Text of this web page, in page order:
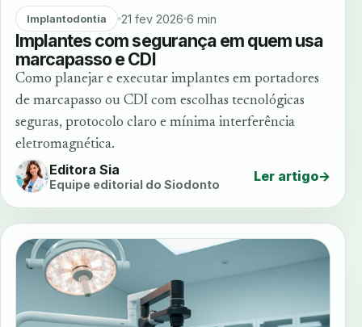
Implantodontia 21 fev 2026 6 min
Implantes com segurança em quem usa
marcapasso e CDI
Como planejar e executar implantes em portadores
de marcapasso ou CDI com escolhas tecnológicas
seguras, protocolo claro e mínima interferência
eletromagnética.
Editora Sia
Equipe editorial do Siodonto Ler artigo→